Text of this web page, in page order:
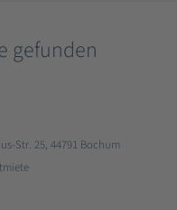
gefunden
Str. 25, 44791 Bochum